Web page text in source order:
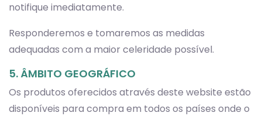
notifique imediatamente.
Responderemos e tomaremos as medidas
adequadas com a maior celeridade possível.
5. ÂMBITO GEOGRÁFICO
Os produtos oferecidos através deste website estão
disponíveis para compra em todos os países onde o